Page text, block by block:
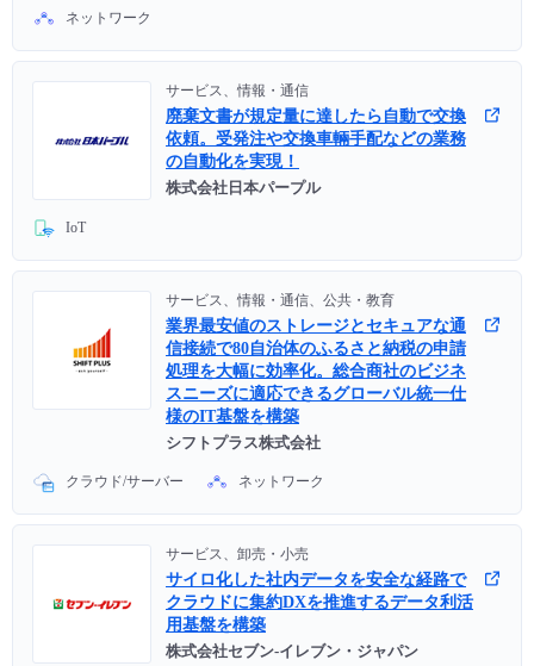
ネットワーク
サービス、情報・通信
廃棄文書が規定量に達したら自動で交換
依頼。受発注や交換車輛手配などの業務
の自動化を実現！
株式会社日本パープル
IoT
サービス、情報・通信、公共・教育
業界最安値のストレージとセキュアな通
信接続で80自治体のふるさと納税の申請
処理を大幅に効率化。総合商社のビジネ
スニーズに適応できるグローバル統一仕
様のIT基盤を構築
シフトプラス株式会社
クラウド/サーバー ネットワーク
サービス、卸売・小売
サイロ化した社内データを安全な経路で
クラウドに集約DXを推進するデータ利活
用基盤を構築
株式会社セブン-イレブン・ジャパン